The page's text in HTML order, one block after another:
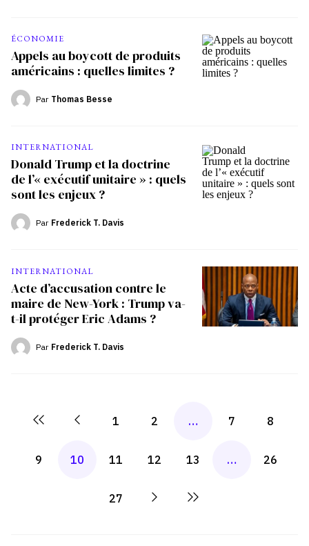
ÉCONOMIE
Appels au boycott de produits
américains : quelles limites ?
Par Thomas Besse
INTERNATIONAL
Donald Trump et la doctrine
de l’« exécutif unitaire » : quels
sont les enjeux ?
Par Frederick T. Davis
INTERNATIONAL
Acte d’accusation contre le
maire de New-York : Trump va-
t-il protéger Eric Adams ?
Par Frederick T. Davis
1 2 … 7 8
9 10 11 12 13 … 26
27